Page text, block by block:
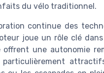
du vélo traditionnel.
continue des
joue un rôle clé dans
offrent une autonomie